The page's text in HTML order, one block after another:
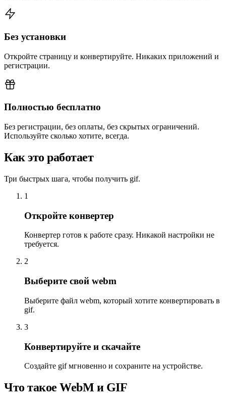
Без установки
Откройте страницу и конвертируйте. Никаких приложений и
регистрации.
Полностью бесплатно
Без регистрации, без оплаты, без скрытых ограничений.
Используйте сколько хотите, всегда.
Как это работает
Три быстрых шага, чтобы получить gif.
1
Откройте конвертер
Конвертер готов к работе сразу. Никакой настройки не
требуется.
2
Выберите свой webm
Выберите файл webm, который хотите конвертировать в
gif.
3
Конвертируйте и скачайте
Создайте gif мгновенно и сохраните на устройстве.
Что такое WebM и GIF